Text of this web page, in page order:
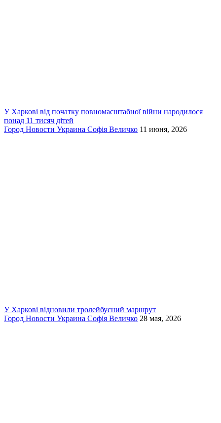
У Харкові від початку повномасштабної війни народилося
понад 11 тисяч дітей
Город Новости Украина Софія Величко 11 июня, 2026
У Харкові відновили тролейбусний маршрут
Город Новости Украина Софія Величко 28 мая, 2026